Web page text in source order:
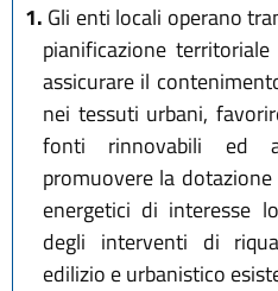
1. Gli enti locali operano
pianificazione
assicurare il
nei tessuti urbani,
fonti rinnovabili ed
promuovere la
energetici di interesse
degli interventi di
edilizio e urbanistico